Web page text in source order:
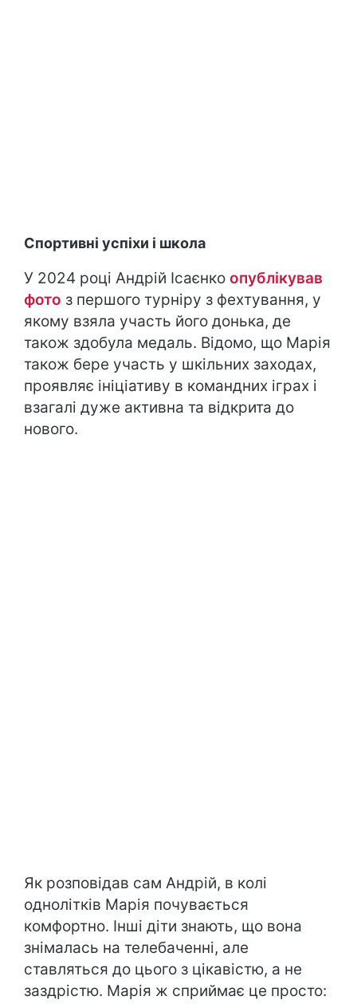
Спортивні успіхи і школа
У 2024 році Андрій Ісаєнко опублікував
фото з першого турніру з фехтування, у
якому взяла участь його донька, де
також здобула медаль. Відомо, що Марія
також бере участь у шкільних заходах,
проявляє ініціативу в командних іграх і
взагалі дуже активна та відкрита до
нового.
Як розповідав сам Андрій, в колі
однолітків Марія почувається
комфортно. Інші діти знають, що вона
знімалась на телебаченні, але
ставляться до цього з цікавістю, а не
заздрістю. Марія ж сприймає це просто: